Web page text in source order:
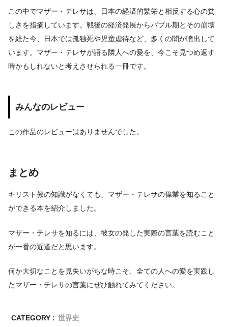
この中でマザー・テレサは、日本の経済的繁栄と相反する心の貧
しさを指摘しています。戦後の経済発展からバブル期とその崩壊
を経た今、日本では孤独死や児童虐待など、多くの闇が噴出して
います。マザー・テレサが語る隣人への愛を、今こそ見つめ返す
時かもしれないと考えさせられる一冊です。
みんなのレビュー
この作品のレビューはありませんでした。
まとめ
キリスト教の知識がなくても、マザー・テレサの偉業を知ること
ができる本を紹介しました。
マザー・テレサを知るには、彼女の発した実際の言葉を読むこと
が一番の近道だと思います。
何か大切なことを見失いがちな時こそ、全ての人への愛を実践し
たマザー・テレサの言葉にぜひ触れてみてください。
CATEGORY : 世界史